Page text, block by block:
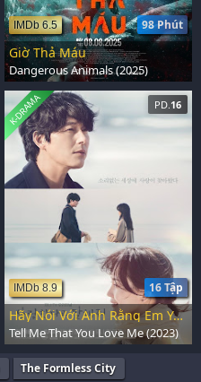
98 Phút
IMDb 6.5
Giờ Thả Máu
Dangerous Animals (2025)
PD.16
16 Tập
IMDb 8.9
K-DRAMA
Hãy Nói Với Anh Rằng Em Yêu Anh
Tell Me That You Love Me (2023)
The Formless City